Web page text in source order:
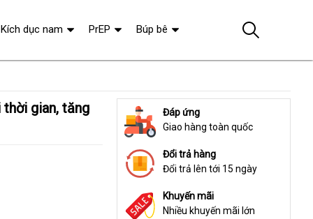
Đáp ứng
Giao hàng toàn quốc
Đổi trả hàng
Đổi trả lên tới 15 ngày
Khuyến mãi
Nhiều khuyến mãi lớn
Kích dục nam PrEP Búp bê